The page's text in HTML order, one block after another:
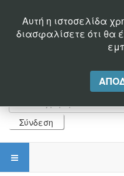
Σύνδεση
Αυτή η ιστοσελίδα
διασφαλίσετε ότι θα